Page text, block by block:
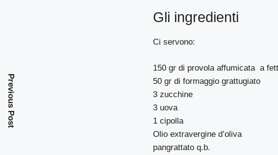
Gli ingredienti
Ci servono:
150 gr di provola affumicata a
50 gr di formaggio grattugiato
3 zucchine
3 uova
1 cipolla
Olio extravergine d’oliva
pangrattato q.b.
Previous Post